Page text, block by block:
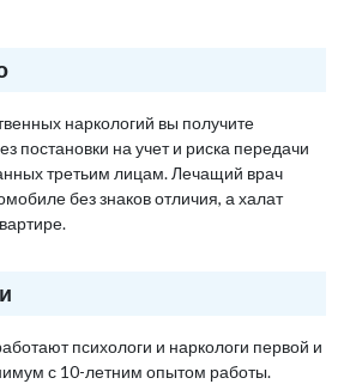
наркологий вы получите
постановки на учет и риска передачи
третьим лицам. Лечащий врач
без знаков отличия, а халат
психологи и наркологи первой и
с 10-летним опытом работы.